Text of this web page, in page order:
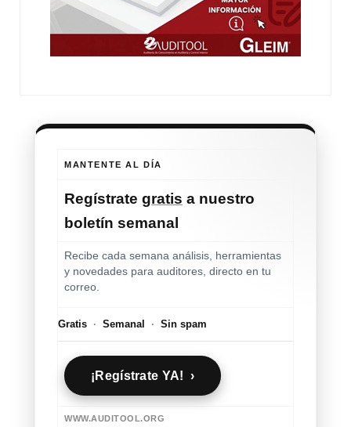
MANTENTE AL DÍA
Regístrate gratis a nuestro
boletín semanal
Recibe cada semana análisis, herramientas
y novedades para auditores, directo en tu
correo.
Gratis · Semanal · Sin spam
¡Regístrate YA! ›
WWW.AUDITOOL.ORG